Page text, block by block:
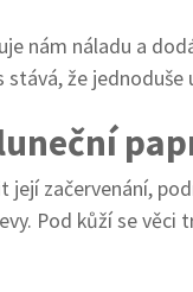
nám náladu a
že
její začervenání,
Pod kůží se